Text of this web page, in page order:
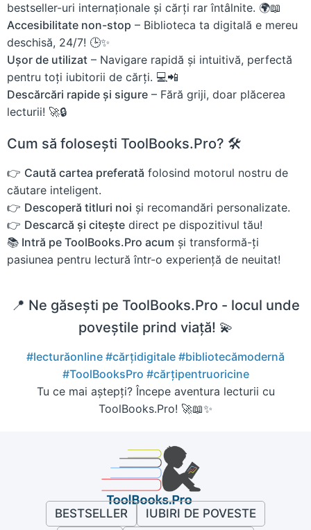
bestseller-uri internaționale și cărți rar întâlnite. 🌍📖
Accesibilitate non-stop – Biblioteca ta digitală e mereu
deschisă, 24/7! 🕒✨
Ușor de utilizat – Navigare rapidă și intuitivă, perfectă
pentru toți iubitorii de cărți. 💻📲
Descărcări rapide și sigure – Fără griji, doar plăcerea
lecturii! 🚀🔒
Cum să folosești ToolBooks.Pro? 🛠️
👉 Caută cartea preferată folosind motorul nostru de
căutare inteligent.
👉 Descoperă titluri noi și recomandări personalizate.
👉 Descarcă și citește direct pe dispozitivul tău!
📚 Intră pe ToolBooks.Pro acum și transformă-ți
pasiunea pentru lectură într-o experiență de neuitat!
📍 Ne găsești pe ToolBooks.Pro - locul unde
poveștile prind viață! 💫
#lecturăonline #cărțidigitale #bibliotecămodernă
#ToolBooksPro #cărțipentruoricine
Tu ce mai aștepți? Începe aventura lecturii cu
ToolBooks.Pro! 🚀📖✨
BESTSELLER IUBIRI DE POVESTE